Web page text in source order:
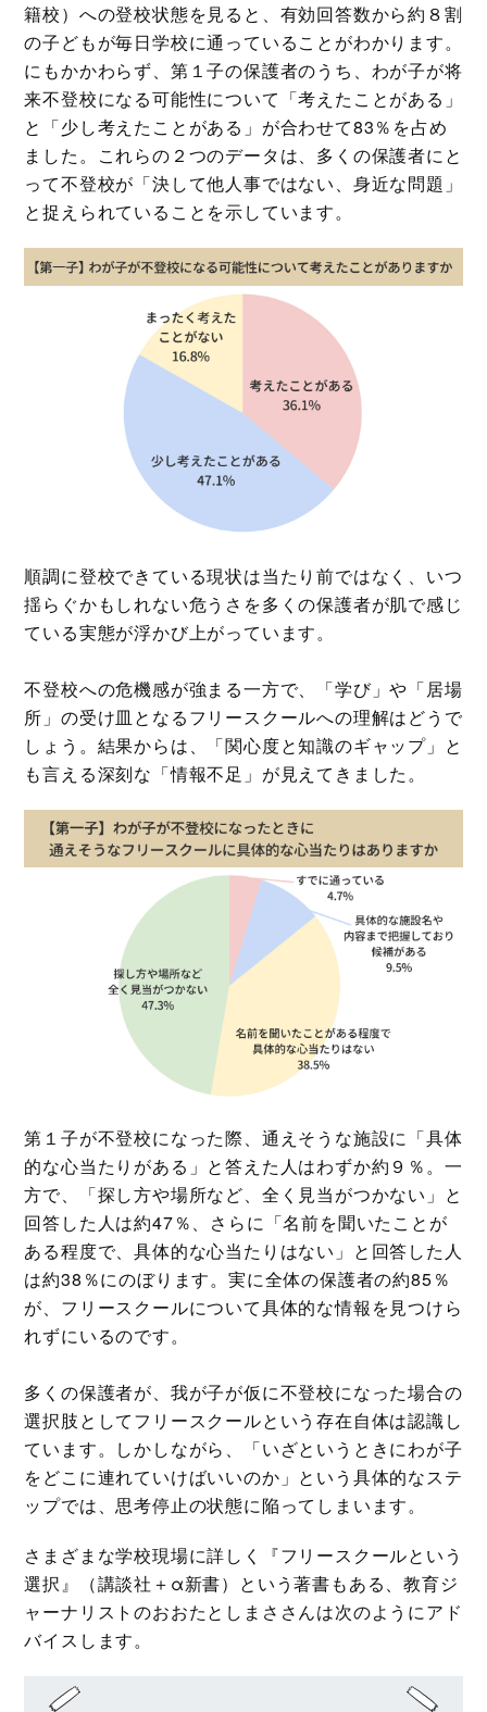
籍校）への登校状態を見ると、有効回答数から約８割
の子どもが毎日学校に通っていることがわかります。
にもかかわらず、第１子の保護者のうち、わが子が将
来不登校になる可能性について「考えたことがある」
と「少し考えたことがある」が合わせて83％を占め
ました。これらの２つのデータは、多くの保護者にと
って不登校が「決して他人事ではない、身近な問題」
と捉えられていることを示しています。
順調に登校できている現状は当たり前ではなく、いつ
揺らぐかもしれない危うさを多くの保護者が肌で感じ
ている実態が浮かび上がっています。
不登校への危機感が強まる一方で、「学び」や「居場
所」の受け皿となるフリースクールへの理解はどうで
しょう。結果からは、「関心度と知識のギャップ」と
も言える深刻な「情報不足」が見えてきました。
第１子が不登校になった際、通えそうな施設に「具体
的な心当たりがある」と答えた人はわずか約９％。一
方で、「探し方や場所など、全く見当がつかない」と
回答した人は約47％、さらに「名前を聞いたことが
ある程度で、具体的な心当たりはない」と回答した人
は約38％にのぼります。実に全体の保護者の約85％
が、フリースクールについて具体的な情報を見つけら
れずにいるのです。
多くの保護者が、我が子が仮に不登校になった場合の
選択肢としてフリースクールという存在自体は認識し
ています。しかしながら、「いざというときにわが子
をどこに連れていけばいいのか」という具体的なステ
ップでは、思考停止の状態に陥ってしまいます。
さまざまな学校現場に詳しく『フリースクールという
選択』（講談社＋α新書）という著書もある、教育ジ
ャーナリストのおおたとしまささんは次のようにアド
バイスします。